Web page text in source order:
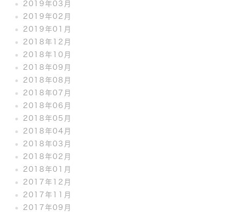
2019年03月
2019年02月
2019年01月
2018年12月
2018年10月
2018年09月
2018年08月
2018年07月
2018年06月
2018年05月
2018年04月
2018年03月
2018年02月
2018年01月
2017年12月
2017年11月
2017年09月